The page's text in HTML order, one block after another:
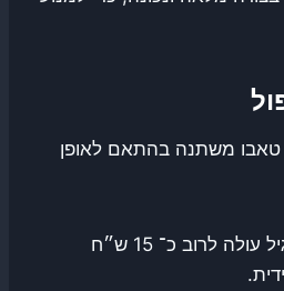
משתנה בהתאם לאופן
נסח טאבו מקוון רגיל עולה לרוב כ־ 15 ש״ח